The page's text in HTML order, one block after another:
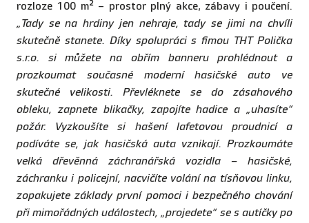
rozloze 100 m² – prostor plný akce, zábavy i poučení.
„Tady se na hrdiny jen nehraje, tady se jimi na chvíli
skutečně stanete. Díky spolupráci s fimou THT Polička
s.r.o. si můžete na obřím banneru prohlédnout a
prozkoumat současné moderní hasičské auto ve
skutečné velikosti. Převléknete se do zásahového
obleku, zapnete blikačky, zapojíte hadice a „uhasíte“
požár. Vyzkoušíte si hašení lafetovou proudnicí a
podíváte se, jak hasičská auta vznikají. Prozkoumáte
velká dřevěnná záchranářská vozidla – hasičské,
záchranku i policejní, nacvičíte volání na tísňovou linku,
zopakujete základy první pomoci i bezpečného chování
při mimořádných událostech, „projedete“ se s autíčky po